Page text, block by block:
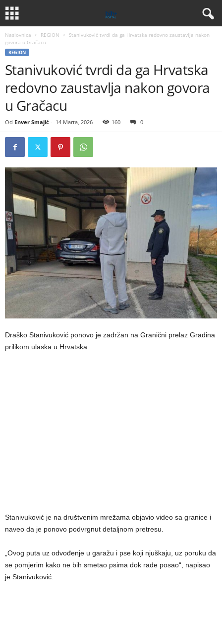
Naslovnica REGION
Stanivuković tvrdi da ga Hrvatska redovno zaustavlja nakon
govora u Gračacu
REGION
Stanivuković tvrdi da ga Hrvatska
redovno zaustavlja nakon govora
u Gračacu
Od Enver Smajić - 14 Marta, 2026 160 0
Draško Stanivuković ponovo je zadržan na Granični prelaz Gradina
prilikom ulaska u Hrvatska.
Stanivuković je na društvenim mrežama objavio video sa granice i
naveo da je ponovo podvrgnut detaljnom pretresu.
„Ovog puta uz odvođenje u garažu i pse koji njuškaju, uz poruku da
se pomjerim kako ne bih smetao psima dok rade posao“, napisao
je Stanivuković.